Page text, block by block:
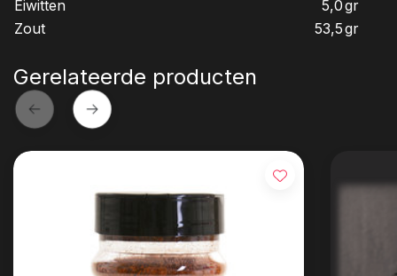
Eiwitten
5,0gr
Zout
53,5gr
Gerelateerde producten